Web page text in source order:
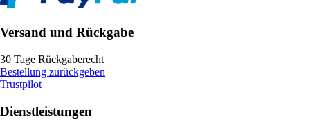
Versand und Rückgabe
30 Tage Rückgaberecht
Bestellung zurückgeben
Trustpilot
Dienstleistungen